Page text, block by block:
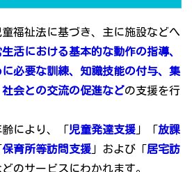
福祉法に基づき、主に施設などへ
生活における基本的な動作の指導、
必要な訓練、知識技能の付与、集
会との交流の促進などの支援を行
により、「児童発達支援 」「放課
保育所等訪問支援 」および「居宅訪
どのサービスにわかれます。